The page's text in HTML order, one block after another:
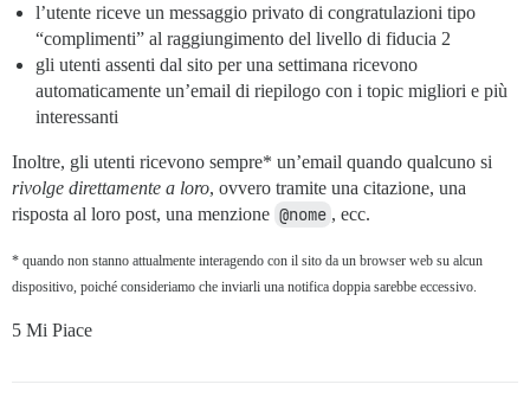
l’utente riceve un messaggio privato di congratulazioni tipo
“complimenti” al raggiungimento del livello di fiducia 2
gli utenti assenti dal sito per una settimana ricevono
automaticamente un’email di riepilogo con i topic migliori e più
interessanti
Inoltre, gli utenti ricevono sempre* un’email quando qualcuno si
rivolge direttamente a loro, ovvero tramite una citazione, una
risposta al loro post, una menzione @nome , ecc.
* quando non stanno attualmente interagendo con il sito da un browser web su alcun
dispositivo, poiché consideriamo che inviarli una notifica doppia sarebbe eccessivo.
5 Mi Piace